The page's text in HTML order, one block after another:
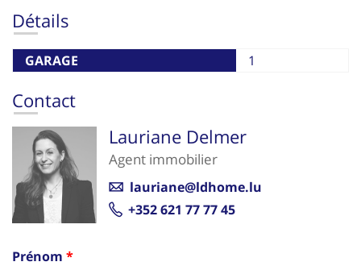
Détails
GARAGE 1
Contact
Lauriane Delmer
Agent immobilier
lauriane@ldhome.lu
+352 621 77 77 45
Prénom